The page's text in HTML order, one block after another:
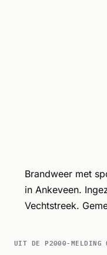
Brandweer met
in Ankeveen.
Vechtstreek.
UIT DE P2000-MELDING